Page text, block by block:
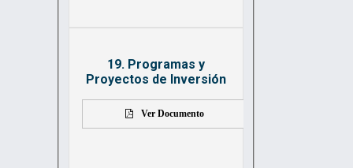
19. Programas y
Proyectos de Inversión
Ver Documento